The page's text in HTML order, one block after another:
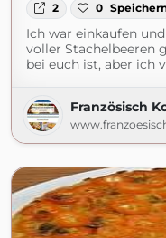
2 0
Ich war einkaufen
voller Stachelbeeren
bei euch ist, aber ich
Französisch